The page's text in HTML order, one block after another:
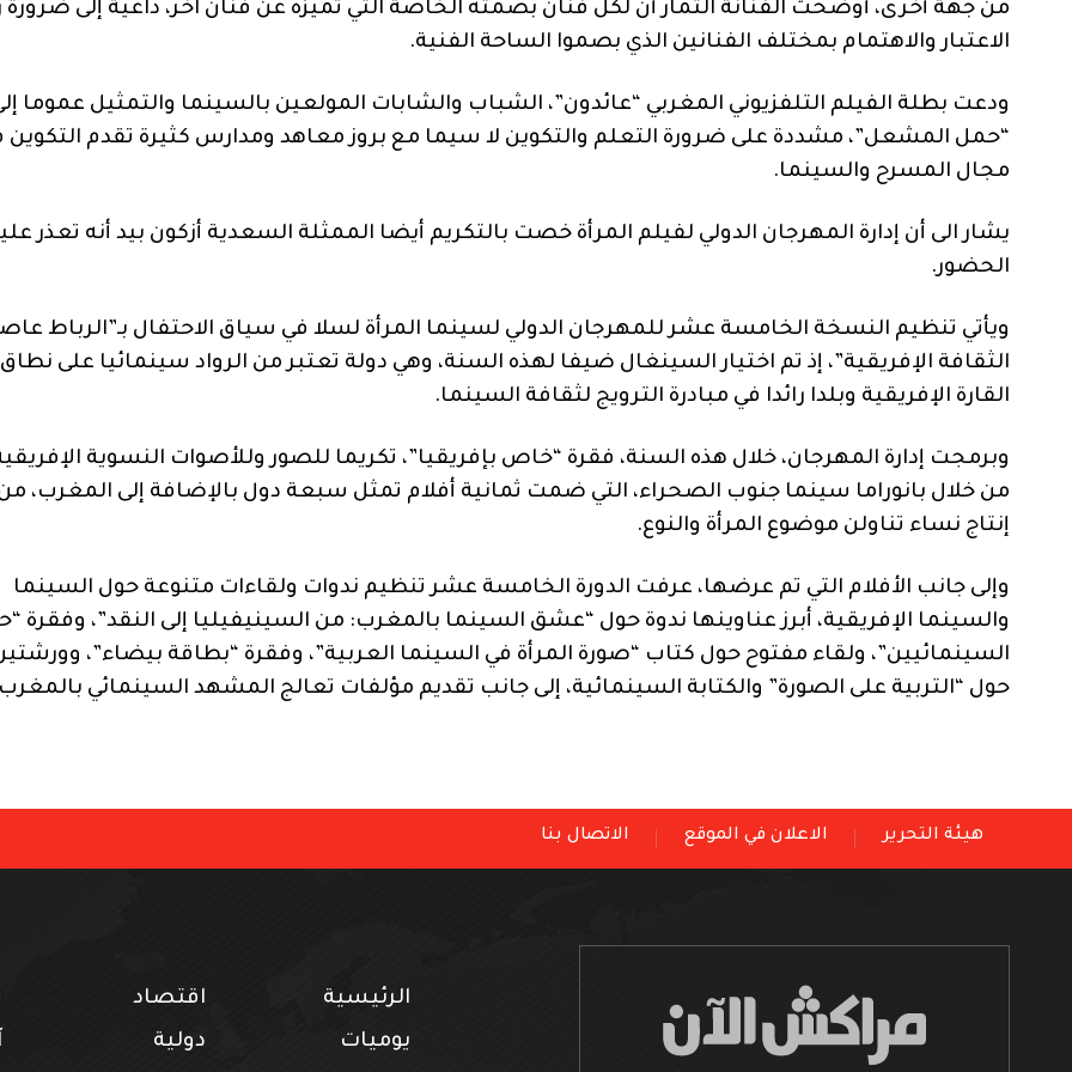
من جهة أخرى، أوضحت الفنانة التمار أن لكل فنان بصمته الخاصة التي تميزه عن فنان آخر، داعية إلى ضرورة
الاعتبار والاهتمام بمختلف الفنانين الذي بصموا الساحة الفنية.
ودعت بطلة الفيلم التلفزيوني المغربي “عائدون”، الشباب والشابات المولعين بالسينما والتمثيل عموما
“حمل المشعل”، مشددة على ضرورة التعلم والتكوين لا سيما مع بروز معاهد ومدارس كثيرة تقدم التكوين
مجال المسرح والسينما.
يشار الى أن إدارة المهرجان الدولي لفيلم المرأة خصت بالتكريم أيضا الممثلة السعدية أزكون بيد أنه تعذر
الحضور.
ويأتي تنظيم النسخة الخامسة عشر للمهرجان الدولي لسينما المرأة لسلا في سياق الاحتفال بـ”الرباط
الثقافة الإفريقية”، إذ تم اختيار السينغال ضيفا لهذه السنة، وهي دولة تعتبر من الرواد سينمائيا على نطاق
القارة الإفريقية وبلدا رائدا في مبادرة الترويج لثقافة السينما.
وبرمجت إدارة المهرجان، خلال هذه السنة، فقرة “خاص بإفريقيا”، تكريما للصور وللأصوات النسوية
من خلال بانوراما سينما جنوب الصحراء، التي ضمت ثمانية أفلام تمثل سبعة دول بالإضافة إلى المغرب،
إنتاج نساء تناولن موضوع المرأة والنوع.
وإلى جانب الأفلام التي تم عرضها، عرفت الدورة الخامسة عشر تنظيم ندوات ولقاءات متنوعة حول السينما
والسينما الإفريقية، أبرز عناوينها ندوة حول “عشق السينما بالمغرب: من السينيفيليا إلى النقد”، وفقرة
السينمائيين”، ولقاء مفتوح حول كتاب “صورة المرأة في السينما العربية”، وفقرة “بطاقة بيضاء”،
حول “التربية على الصورة” والكتابة السينمائية، إلى جانب تقديم مؤلفات تعالج المشهد السينمائي
هيئة التحرير الاعلان في الموقع الاتصال بنا
الرئيسية
يوميات
اقتصاد
دولية